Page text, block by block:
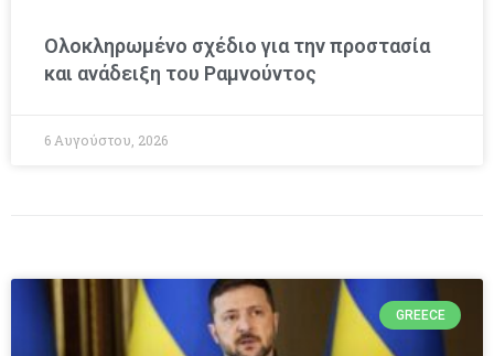
Ολοκληρωμένο σχέδιο για την προστασία
και ανάδειξη του Ραμνούντος
6 Αυγούστου, 2026
GREECE